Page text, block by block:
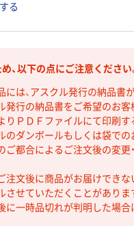
る
、以下の点にご注意ください
には、アスクル発行の納品書
発行の納品書をご希望のお客
りＰＤＦファイルにて印刷す
のダンボールもしくは袋での
ご都合によるご注文後の変更
注文後に商品がお届けできな
させていただくことがありま
に一時品切れが判明した場合